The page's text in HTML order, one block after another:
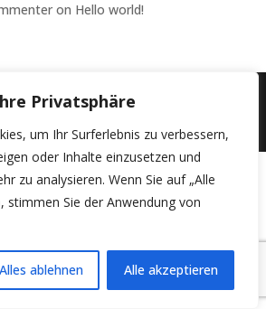
Privatsphäre
um Ihr Surferlebnis zu verbessern,
oder Inhalte einzusetzen und
zu analysieren. Wenn Sie auf „Alle
stimmen Sie der Anwendung von
Alles ablehnen Alle akzeptieren
on Hello world!
© 2026 SV Menzelen